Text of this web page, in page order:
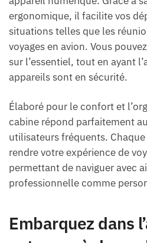
ergonomique, il facilite vos
situations telles que les
voyages en avion. Vous
sur l’essentiel, tout en ayant
appareils sont en sécurité.
Élaboré pour le confort et
cabine répond parfaitement
utilisateurs fréquents.
rendre votre expérience de
permettant de naviguer avec
professionnelle comme
Embarquez dans